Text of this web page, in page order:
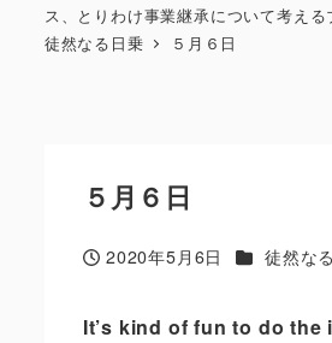
ス、とりわけ事業継承について考える
徒然なる日乗
５月６日
５月６日
投稿日
2020年5月6日 カテゴリー
徒然な
It’s kind of fun to do the